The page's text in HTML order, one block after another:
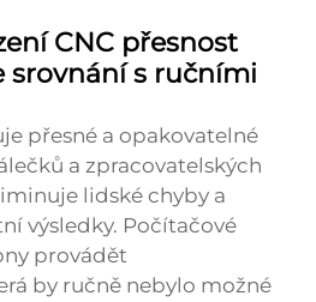
CNC přesnost
srovnání s ručními
přesné a opakovatelné
a zpracovatelských
lidské chyby a
výsledky. Počítačové
provádět
by ručně nebylo možné